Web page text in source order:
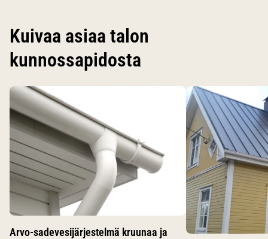
Kuivaa asiaa talon
kunnossapidosta
Käytä nuolinäppäimiä siirtyäksesi karusellin diojen välillä.
Arvo-sadevesijärjestelmä kruunaa ja